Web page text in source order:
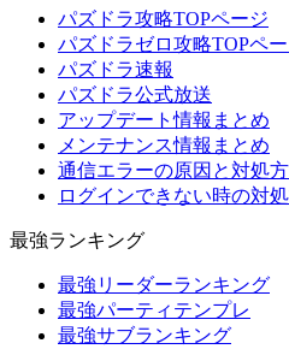
パズドラ攻略TOPページ
パズドラゼロ攻略TOPペ
パズドラ速報
パズドラ公式放送
アップデート情報まとめ
メンテナンス情報まとめ
通信エラーの原因と対処
ログインできない時の対
最強ランキング
最強リーダーランキング
最強パーティテンプレ
最強サブランキング